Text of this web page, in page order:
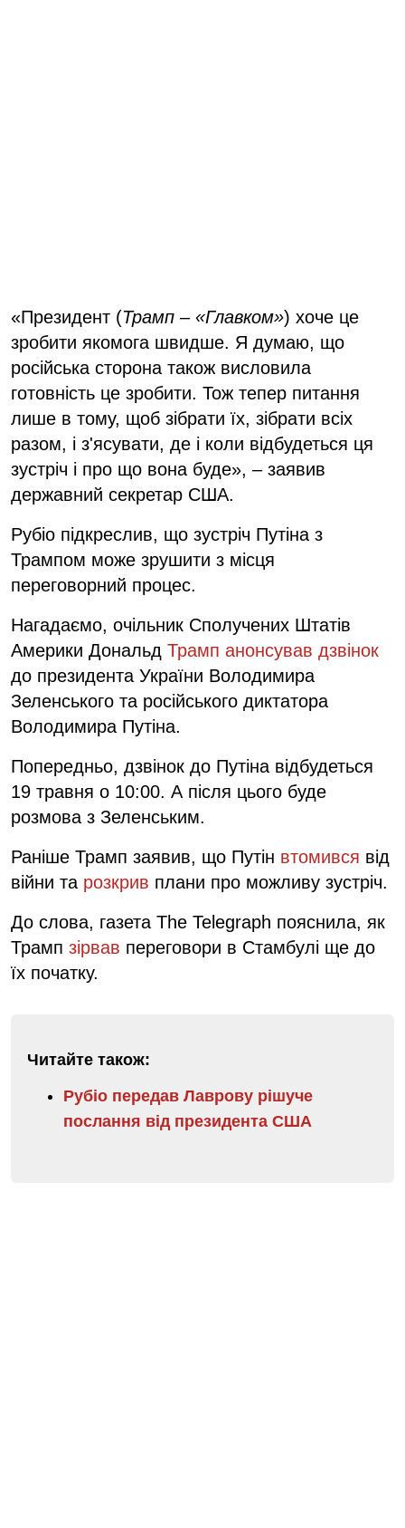
«Президент (Трамп – «Главком») хоче це
зробити якомога швидше. Я думаю, що
російська сторона також висловила
готовність це зробити. Тож тепер питання
лише в тому, щоб зібрати їх, зібрати всіх
разом, і з'ясувати, де і коли відбудеться ця
зустріч і про що вона буде», – заявив
державний секретар США.
Рубіо підкреслив, що зустріч Путіна з
Трампом може зрушити з місця
переговорний процес.
Нагадаємо, очільник Сполучених Штатів
Америки Дональд Трамп анонсував дзвінок
до президента України Володимира
Зеленського та російського диктатора
Володимира Путіна.
Попередньо, дзвінок до Путіна відбудеться
19 травня о 10:00. А після цього буде
розмова з Зеленським.
Раніше Трамп заявив, що Путін втомився від
війни та розкрив плани про можливу зустріч.
До слова, газета The Telegraph пояснила, як
Трамп зірвав переговори в Стамбулі ще до
їх початку.
Читайте також:
Рубіо передав Лаврову рішуче
послання від президента США